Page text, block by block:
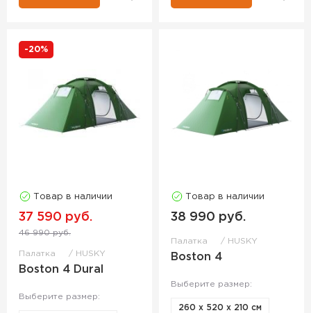
-20%
Товар в наличии
37 590 руб.
46 990 руб.
Палатка HUSKY
Boston 4 Dural
Выберите размер:
Товар в наличии
38 990 руб.
Палатка HUSKY
Boston 4
Выберите размер:
260 x 520 x 210 см